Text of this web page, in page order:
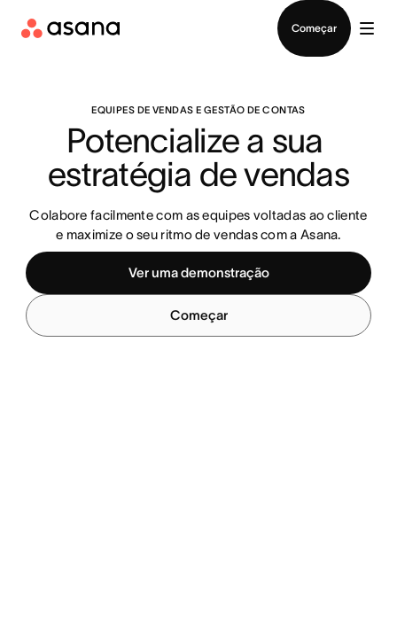
Começar
Baixar o aplicativo
EQUIPES DE VENDAS E GESTÃO DE CONTAS
Potencialize a sua
estratégia de vendas
Colabore facilmente com as equipes voltadas ao cliente
e maximize o seu ritmo de vendas com a Asana.
Ver uma demonstração
Começar